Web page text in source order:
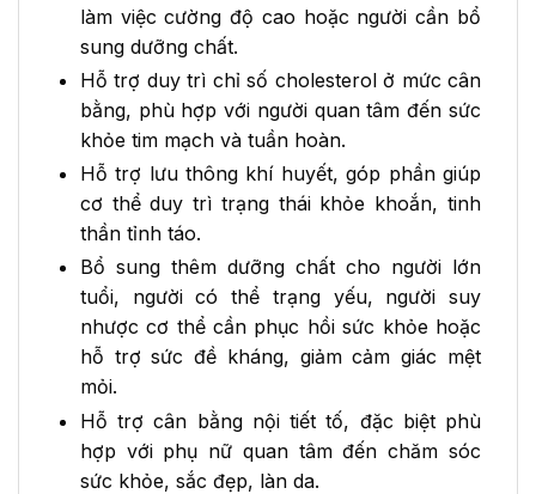
làm việc cường độ cao hoặc người cần bổ
sung dưỡng chất.
Hỗ trợ duy trì chỉ số cholesterol ở mức cân
bằng, phù hợp với người quan tâm đến sức
khỏe tim mạch và tuần hoàn.
Hỗ trợ lưu thông khí huyết, góp phần giúp
cơ thể duy trì trạng thái khỏe khoắn, tinh
thần tỉnh táo.
Bổ sung thêm dưỡng chất cho người lớn
tuổi, người có thể trạng yếu, người suy
nhược cơ thể cần phục hồi sức khỏe hoặc
hỗ trợ sức đề kháng, giảm cảm giác mệt
mỏi.
Hỗ trợ cân bằng nội tiết tố, đặc biệt phù
hợp với phụ nữ quan tâm đến chăm sóc
sức khỏe, sắc đẹp, làn da.